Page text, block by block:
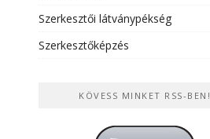
Szerkesztői látványpékség
Szerkesztőképzés
KÖVESS MINKET RSS-BEN!